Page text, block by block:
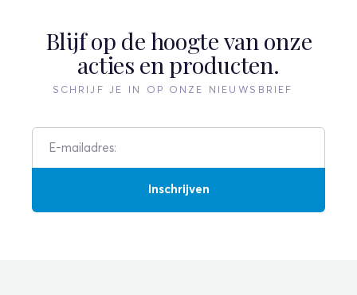
Blijf op de hoogte van onze
acties en producten.
SCHRIJF JE IN OP ONZE NIEUWSBRIEF
Inschrijven